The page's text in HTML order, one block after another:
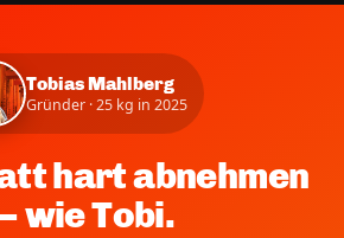
Tobias Mahlberg
Gründer · 25 kg in 2025
hart abnehmen
wie Tobi.